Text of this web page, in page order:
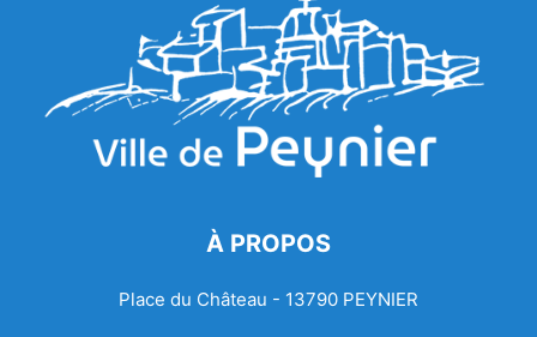
À PROPOS
Place du Château - 13790 PEYNIER